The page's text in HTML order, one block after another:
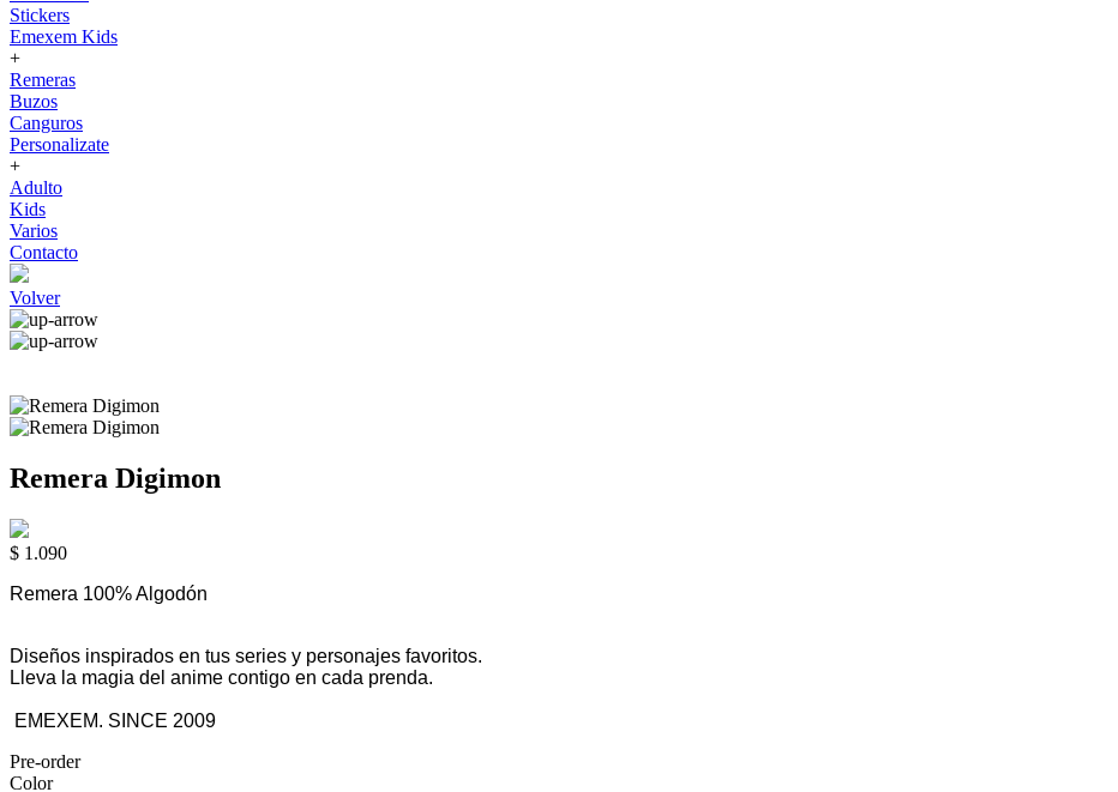
Stickers
Emexem Kids
+
Remeras
Buzos
Canguros
Personalizate
+
Adulto
Kids
Varios
Contacto
Volver
Remera Digimon
$ 1.090
Remera 100% Algodón
Diseños inspirados en tus series y personajes favoritos.
Lleva la magia del anime contigo en cada prenda.
EMEXEM. SINCE 2009
Pre-order
Color